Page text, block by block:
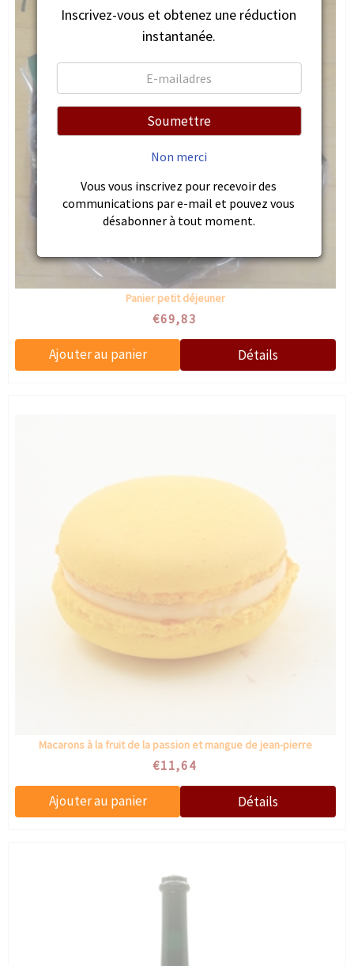
Panier petit déjeuner
€69,83
Macarons à la fruit de la passion et mangue de jean-pierre
€11,64
Inscrivez-vous et obtenez une réduction
instantanée.
Soumettre
Non merci
Vous vous inscrivez pour recevoir des
communications par e-mail et pouvez vous
désabonner à tout moment.